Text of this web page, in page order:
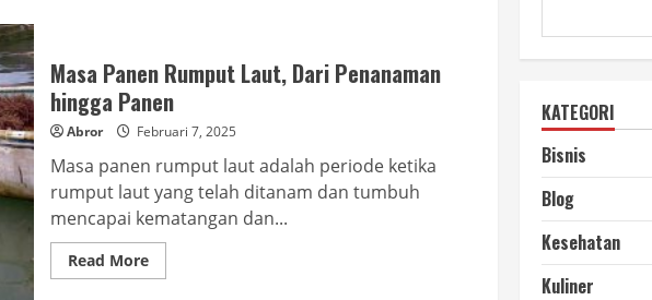
Masa Panen Rumput Laut, Dari Penanaman
hingga Panen
Abror Februari 7, 2025
Masa panen rumput laut adalah periode ketika
rumput laut yang telah ditanam dan tumbuh
mencapai kematangan dan...
Read MoreRead
more
KATEGORI
Bisnis
Blog
Kesehatan
Kuliner